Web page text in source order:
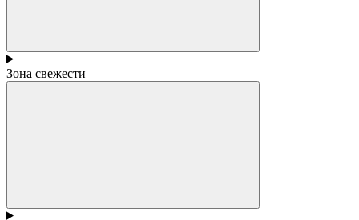
Зона свежести